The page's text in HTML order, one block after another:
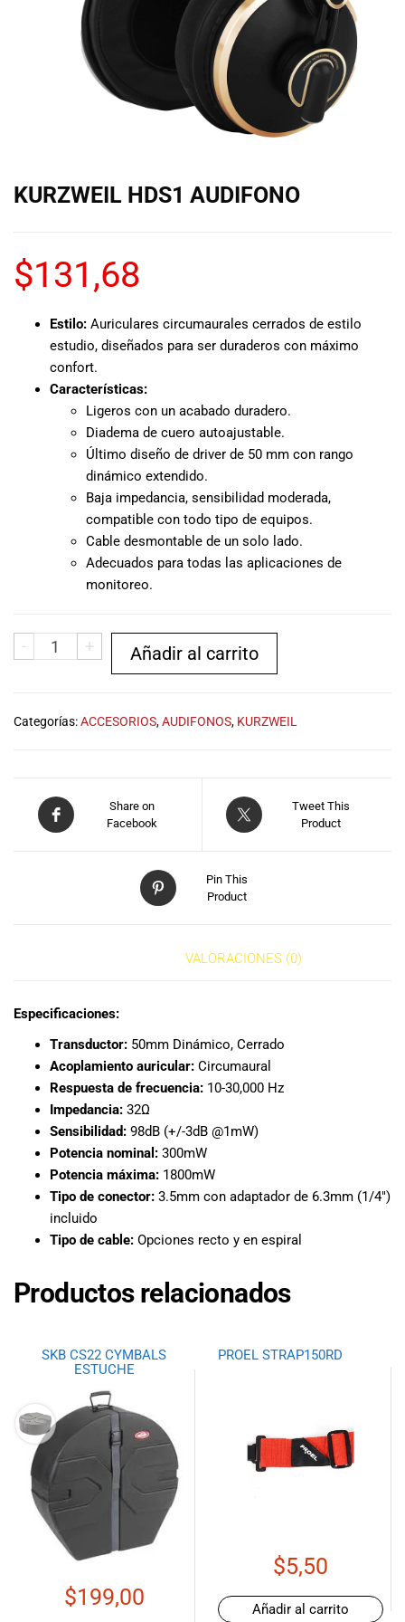
marcas del
mercado,
desde
guitarras, bajos
y baterías
hasta
amplificadores,
También
teclados y
accesorios
necesidades
musicales.
Nuestro equipo
de expertos en
música está
aquí para
ayudarte a
encontrar el
instrumento o
ti, y ofrecerte el
mejor servicio
al cliente
Además,
promociones
especiales
para nuestros
visitarnos en
nuestra tienda
compra en
recibe tu
pedido en la
tu hogar.
mundo de la
música con
Import Music
Ecuador!
KURZWEIL HDS1 AUDIFONO
$131,68
Estilo: Auriculares circumaurales cerrados de estilo
estudio, diseñados para ser duraderos con máximo
confort.
Características:
Ligeros con un acabado duradero.
Diadema de cuero autoajustable.
Último diseño de driver de 50 mm con rango
dinámico extendido.
Baja impedancia, sensibilidad moderada,
compatible con todo tipo de equipos.
Cable desmontable de un solo lado.
Adecuados para todas las aplicaciones de
monitoreo.
- + Añadir al carrito
Categorías:ACCESORIOS,AUDIFONOS, KURZWEIL
Share on
Facebook
Tweet This
Product
Pin This
Product
VALORACIONES (0)
Especificaciones:
Transductor: 50mm Dinámico, Cerrado
Acoplamiento auricular: Circumaural
Respuesta de frecuencia: 10-30,000 Hz
Impedancia: 32Ω
Sensibilidad: 98dB (+/-3dB @1mW)
Potencia nominal: 300mW
Potencia máxima: 1800mW
Tipo de conector: 3.5mm con adaptador de 6.3mm (1/4″)
incluido
Tipo de cable: Opciones recto y en espiral
Productos relacionados
SKB CS22 CYMBALS
ESTUCHE
$199,00
PROEL STRAP150RD
$5,50
Añadir al carrito